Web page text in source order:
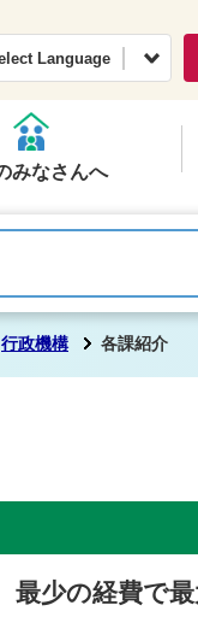
常総市公式ホ
Language
みなさんへ
行政機構 各課紹介
最少の経費で最